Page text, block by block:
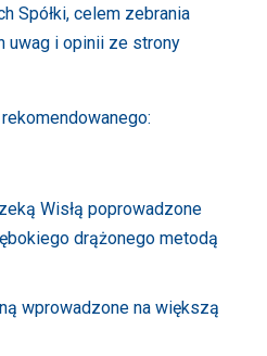
Spółki, celem zebrania
uwag i opinii ze strony
rekomendowanego:
Wisłą poprowadzone
drążonego metodą
wprowadzone na większą